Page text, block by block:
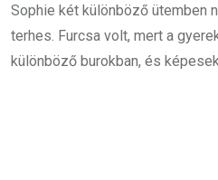
Sophie két különböző ütemben
terhes. Furcsa volt, mert a
különböző burokban, és